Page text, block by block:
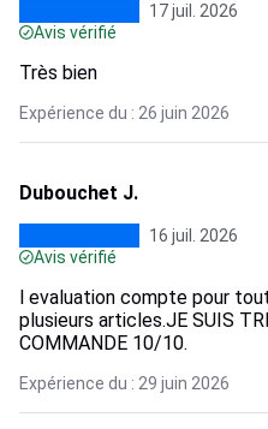
17 juil. 2026
Avis vérifié
Très bien
Expérience du : 26 juin 2026
Dubouchet J.
16 juil. 2026
Avis vérifié
l evaluation compte pour
plusieurs articles.JE SUIS
COMMANDE 10/10.
Expérience du : 29 juin 2026